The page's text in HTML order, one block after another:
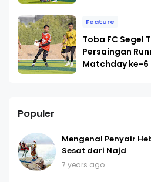
Feature
Toba FC Segel
Persaingan
Matchday ke-6
Populer
Mengenal Penyair
Sesat dari Najd
7 years ago